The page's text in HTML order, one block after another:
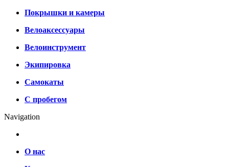
Покрышки и камеры
Велоаксессуары
Велоинструмент
Экипировка
Самокаты
С пробегом
Navigation
О нас